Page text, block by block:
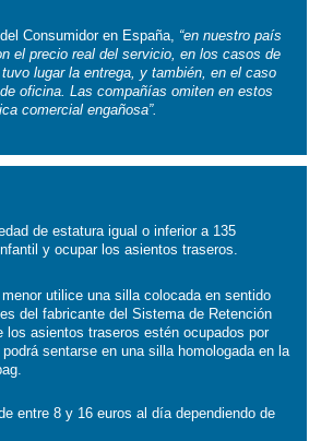
Consumidor en España, “en nuestro país
el precio real del servicio, en los casos de
lugar la entrega, y también, en el caso
oficina. Las compañías omiten en estos
comercial engañosa”.
de estatura igual o inferior a 135
y ocupar los asientos traseros.
utilice una silla colocada en sentido
del fabricante del Sistema de Retención
los asientos traseros estén ocupados por
sentarse en una silla homologada en la
entre 8 y 16 euros al día dependiendo de